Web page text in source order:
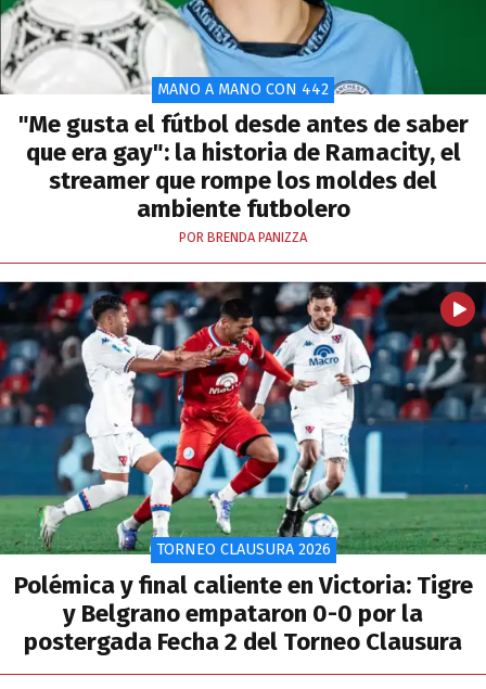
MANO A MANO CON 442
"Me gusta el fútbol desde antes de saber
que era gay": la historia de Ramacity, el
streamer que rompe los moldes del
ambiente futbolero
POR BRENDA PANIZZA
TORNEO CLAUSURA 2026
Polémica y final caliente en Victoria: Tigre
y Belgrano empataron 0-0 por la
postergada Fecha 2 del Torneo Clausura